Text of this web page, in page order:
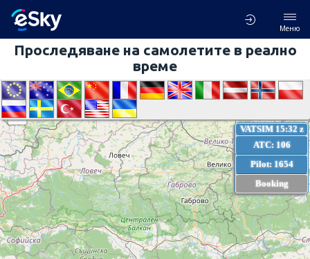
Меню
Проследяване на самолетите в реално
време